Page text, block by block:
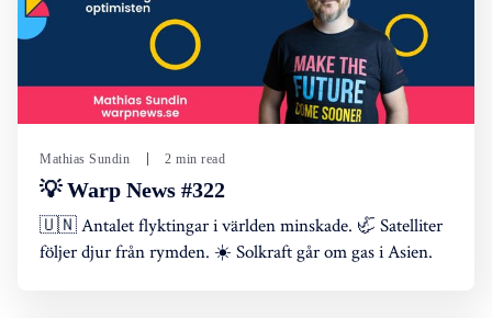
Mathias Sundin 2 min read
💡 Warp News #322
🇺🇳 Antalet flyktingar i världen minskade. 🦏 Satelliter
följer djur från rymden. ☀️ Solkraft går om gas i Asien.